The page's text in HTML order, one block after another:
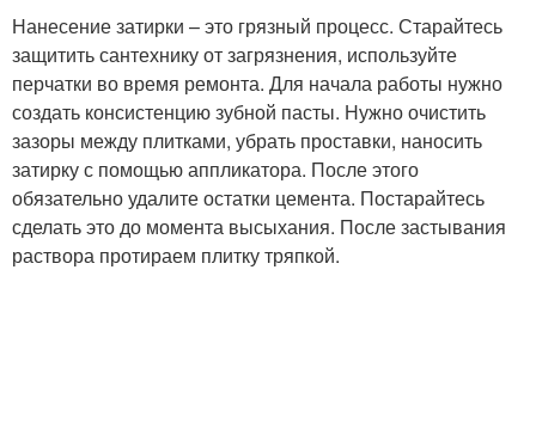
Нанесение затирки – это грязный процесс. Старайтесь
защитить сантехнику от загрязнения, используйте
перчатки во время ремонта. Для начала работы нужно
создать консистенцию зубной пасты. Нужно очистить
зазоры между плитками, убрать проставки, наносить
затирку с помощью аппликатора. После этого
обязательно удалите остатки цемента. Постарайтесь
сделать это до момента высыхания. После застывания
раствора протираем плитку тряпкой.